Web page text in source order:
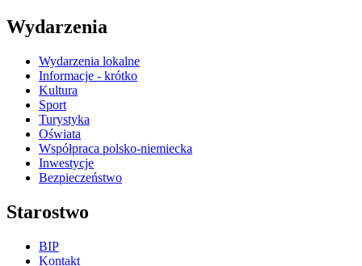
Wydarzenia
Wydarzenia lokalne
Informacje - krótko
Kultura
Sport
Turystyka
Oświata
Współpraca polsko-niemiecka
Inwestycje
Bezpieczeństwo
Starostwo
BIP
Kontakt